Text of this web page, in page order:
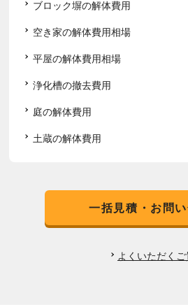
ブロック塀の解体費用
空き家の解体費用相場
平屋の解体費用相場
浄化槽の撤去費用
庭の解体費用
土蔵の解体費用
一括見積・お問
よくいただくご